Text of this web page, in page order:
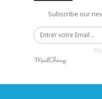
Subscribe our